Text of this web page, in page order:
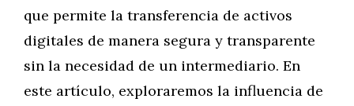
que permite la transferencia de activos
digitales de manera segura y transparente
sin la necesidad de un intermediario. En
este artículo, exploraremos la influencia de